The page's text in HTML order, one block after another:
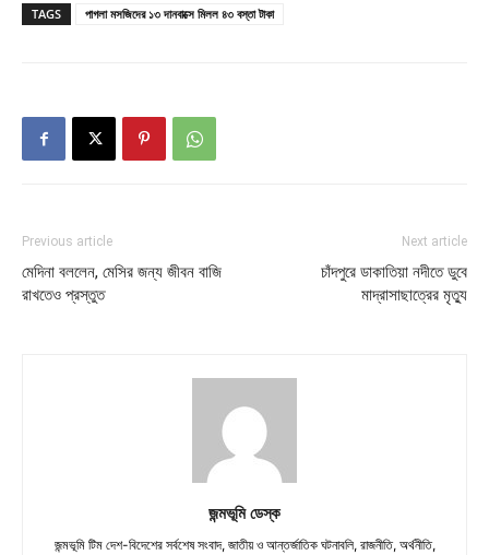
TAGS পাগলা মসজিদের ১৩ দানবাক্সে মিলল ৪৩ বস্তা টাকা
Previous article
মেদিনা বললেন, মেসির জন্য জীবন বাজি
রাখতেও প্রস্তুত
Next article
চাঁদপুরে ডাকাতিয়া নদীতে ডুবে
মাদ্রাসাছাত্রের মৃত্যু
জন্মভূমি ডেস্ক
জন্মভূমি টিম দেশ-বিদেশের সর্বশেষ সংবাদ, জাতীয় ও আন্তর্জাতিক ঘটনাবলি, রাজনীতি, অর্থনীতি,